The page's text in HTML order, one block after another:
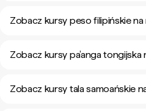
Zobacz kursy peso filipińskie
Zobacz kursy pa’anga
Zobacz kursy tala samoańskie